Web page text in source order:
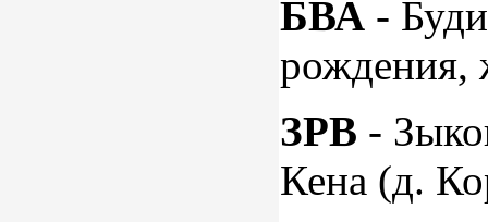
БВА -
рождения,
ЗРВ -
Кена (д.